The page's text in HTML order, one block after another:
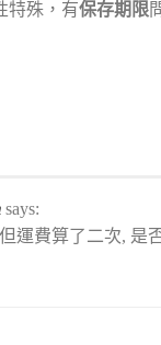
特殊，有保存期限
says:
運費算了二次, 是